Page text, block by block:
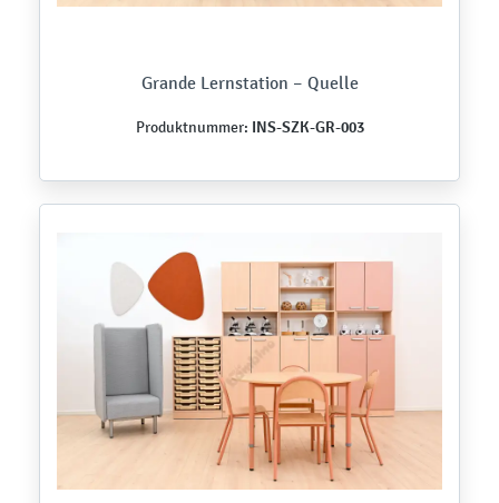
Grande Lernstation – Quelle
Produktnummer: INS-SZK-GR-003